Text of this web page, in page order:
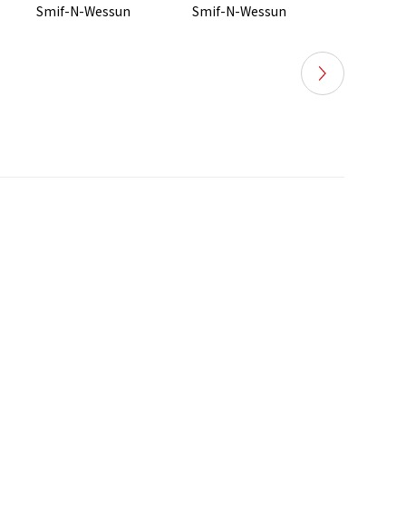
Smif-N-Wessun Smif-N-Wessun